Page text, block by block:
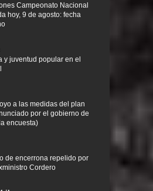
Campeonato Nacional
hoy, 9 de agosto: fecha
y juventud popular en el
a las medidas del plan
por el gobierno de
encuesta)
de encerrona repelido por
Cordero